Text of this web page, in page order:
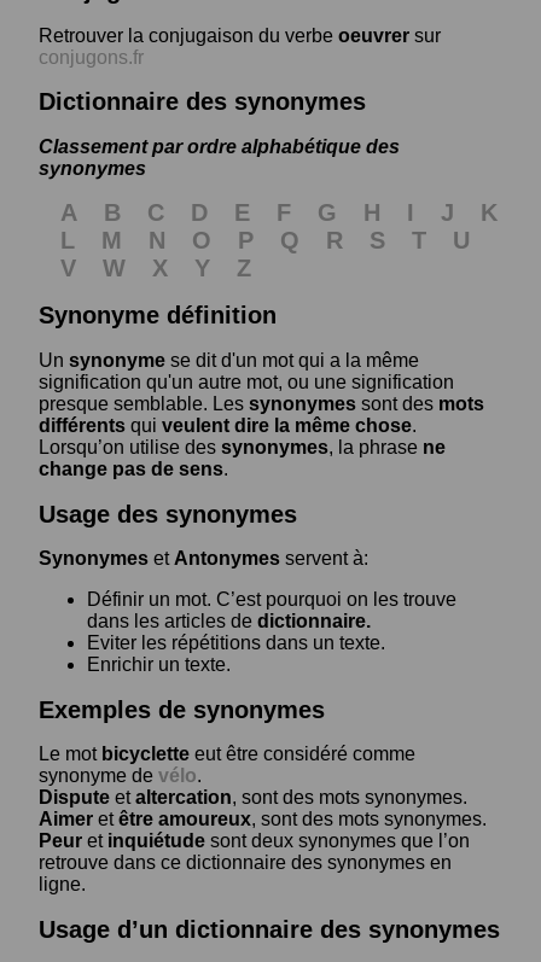
Retrouver la conjugaison du verbe oeuvrer sur
conjugons.fr
Dictionnaire des synonymes
Classement par ordre alphabétique des
synonymes
A B C D E F G H I J
K
L
M N O P Q R S T
U
V
W X Y
Z
Synonyme définition
Un synonyme se dit d'un mot qui a la même
signification qu'un autre mot, ou une signification
presque semblable. Les synonymes sont des mots
différents qui veulent dire la même chose.
Lorsqu’on utilise des synonymes, la phrase ne
change pas de sens.
Usage des synonymes
Synonymes et Antonymes servent à:
Définir un mot. C’est pourquoi on les trouve
dans les articles de dictionnaire.
Eviter les répétitions dans un texte.
Enrichir un texte.
Exemples de synonymes
Le mot bicyclette eut être considéré comme
synonyme de vélo.
Dispute etaltercation, sont des mots synonymes.
Aimer etêtre amoureux, sont des mots synonymes.
Peur et inquiétude sont deux synonymes que l’on
retrouve dans ce dictionnaire des synonymes en
ligne.
Usage d’un dictionnaire des synonymes